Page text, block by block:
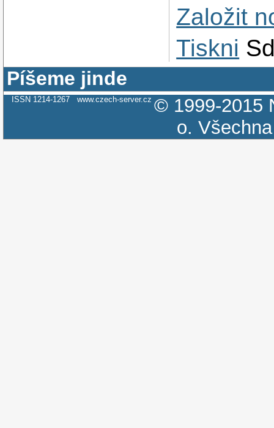
Založit
Tiskni
Píšeme jinde
ISSN 1214-1267 www.czech-server.cz © 1999-2015
o.